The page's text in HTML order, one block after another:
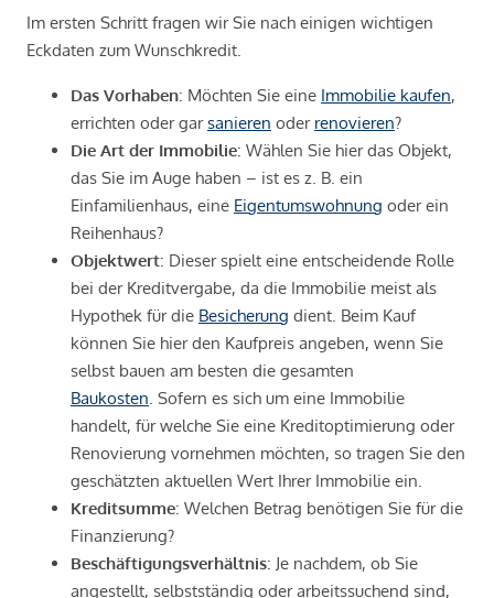
Im ersten Schritt fragen wir Sie nach einigen wichtigen
Eckdaten zum Wunschkredit.
Das Vorhaben: Möchten Sie eine Immobilie kaufen,
errichten oder garsanieren oder renovieren?
Die Art der Immobilie: Wählen Sie hier das Objekt,
das Sie im Auge haben – ist es z. B. ein
Einfamilienhaus, eine Eigentumswohnung oder ein
Reihenhaus?
Objektwert: Dieser spielt eine entscheidende Rolle
bei der Kreditvergabe, da die Immobilie meist als
Hypothek für die Besicherung dient. Beim Kauf
können Sie hier den Kaufpreis angeben, wenn Sie
selbst bauen am besten die gesamten
Baukosten . Sofern es sich um eine Immobilie
handelt, für welche Sie eine Kreditoptimierung oder
Renovierung vornehmen möchten, so tragen Sie den
geschätzten aktuellen Wert Ihrer Immobilie ein.
Kreditsumme: Welchen Betrag benötigen Sie für die
Finanzierung?
Beschäftigungsverhältnis: Je nachdem, ob Sie
angestellt, selbstständig oder arbeitssuchend sind,